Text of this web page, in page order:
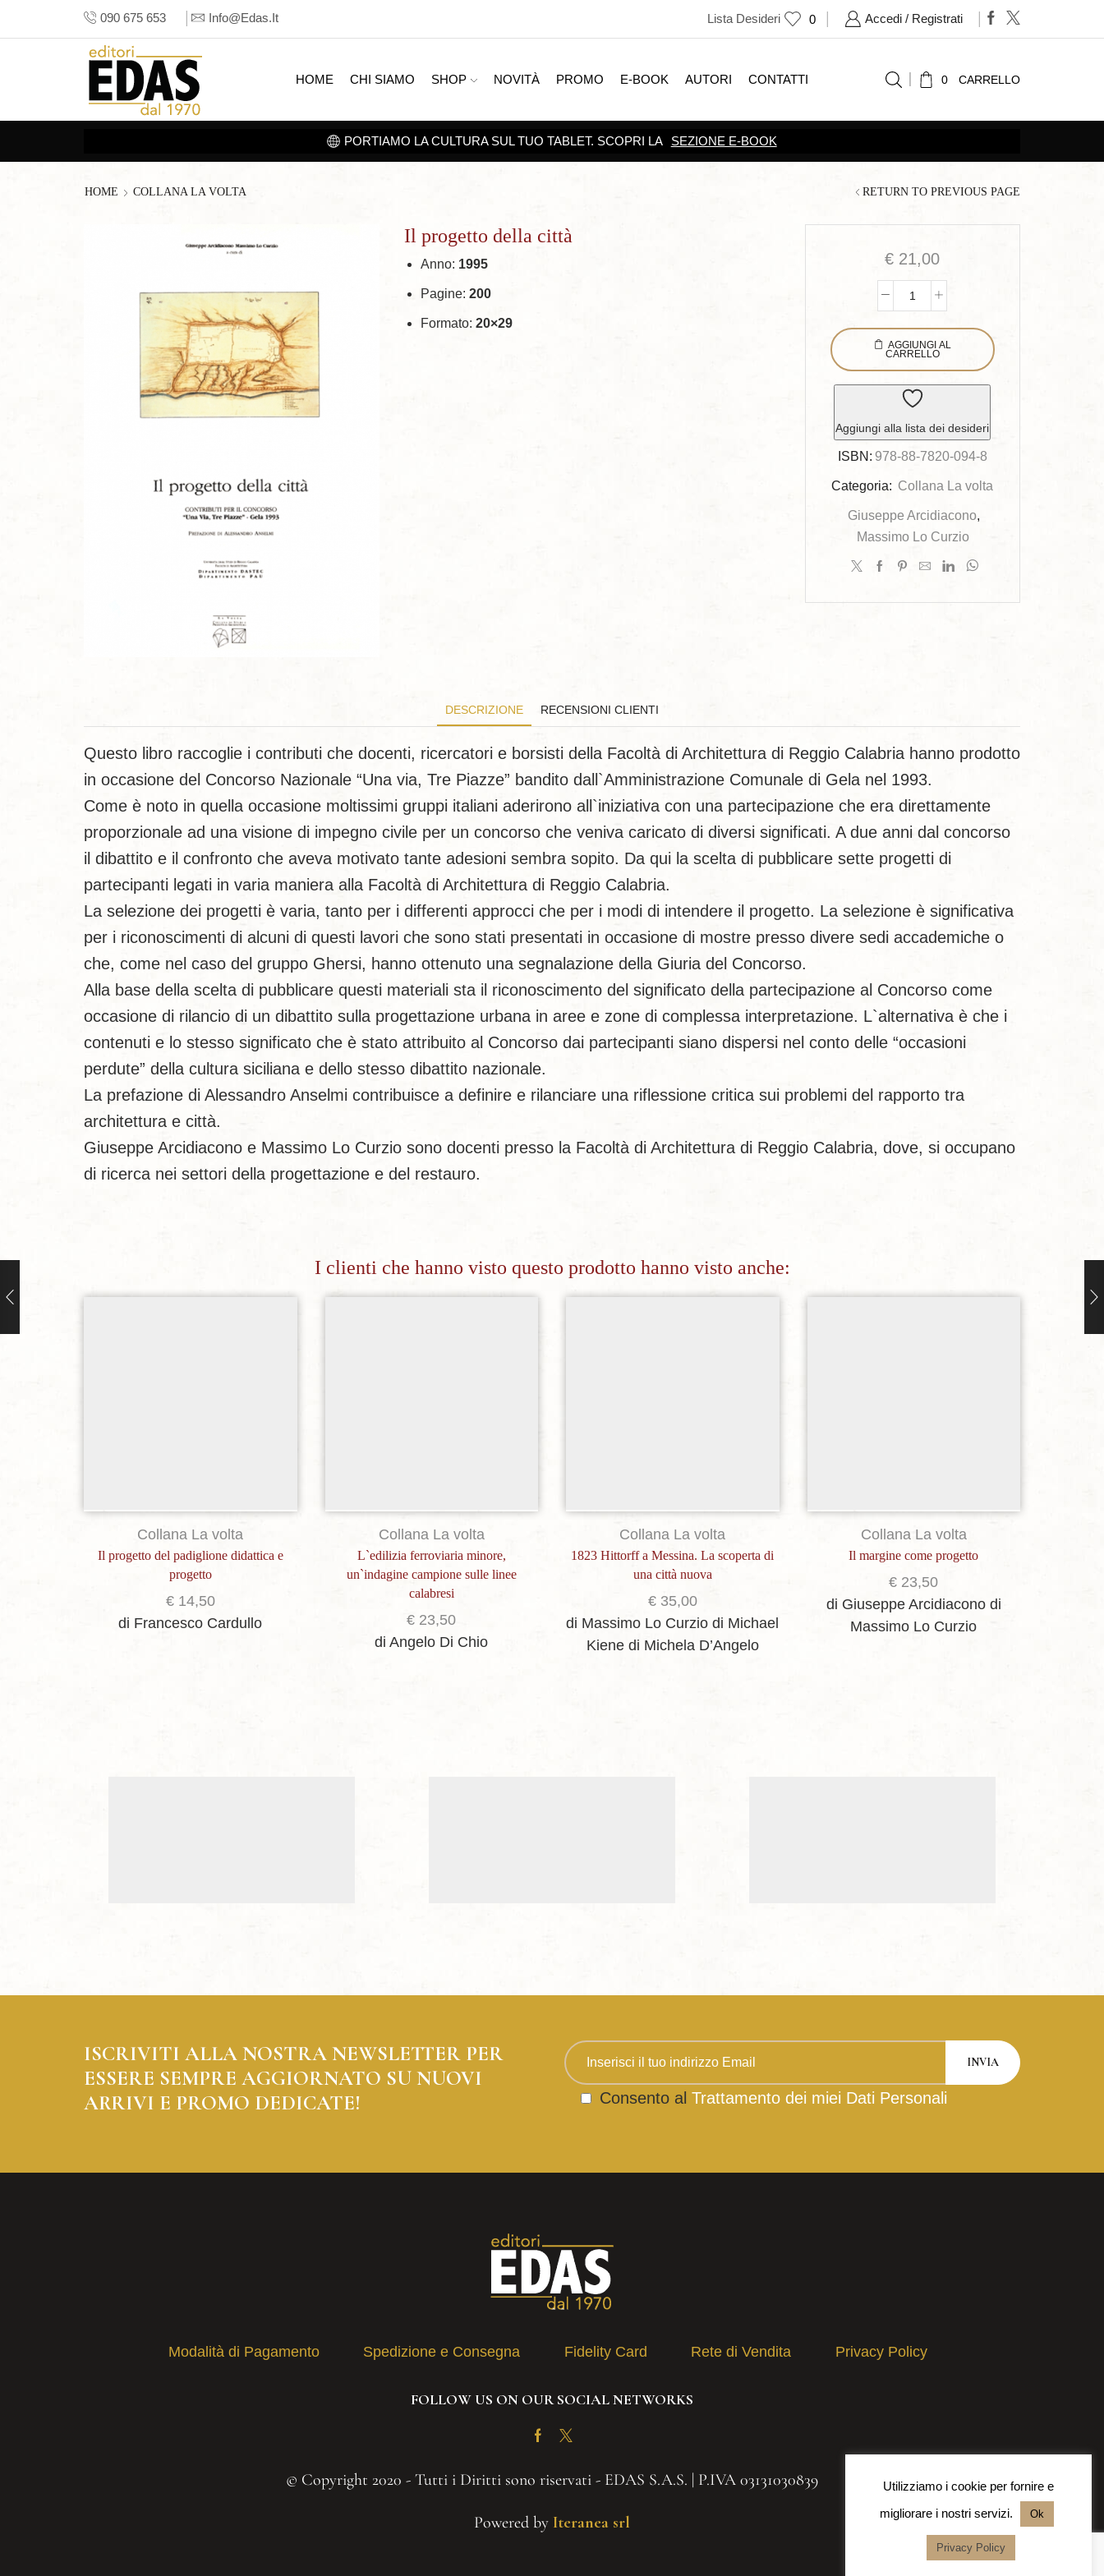
090 675 653 Info@edas.it Lista Desideri 0 Accedi / Registrati
HOME CHI SIAMO SHOP NOVITÀ PROMO E-BOOK AUTORI CONTATTI 0 CARRELLO
SEZIONE E-BOOK
HOME COLLANA LA VOLTA RETURN TO PREVIOUS PAGE
€ 21,00
Il
progetto
della
città
quantità
AGGIUNGI AL
CARRELLO
Aggiungi alla lista dei desideri
ISBN: 978-88-7820-094-8
Categoria: Collana La volta
Giuseppe Arcidiacono,
Massimo Lo Curzio
Il progetto della città
Anno: 1995
Pagine: 200
Formato: 20×29
DESCRIZIONE RECENSIONI CLIENTI
Questo libro raccoglie i contributi che docenti, ricercatori e borsisti della Facoltà di Architettura di Reggio Calabria hanno prodotto
in occasione del Concorso Nazionale “Una via, Tre Piazze” bandito dall`Amministrazione Comunale di Gela nel 1993.
Come è noto in quella occasione moltissimi gruppi italiani aderirono all`iniziativa con una partecipazione che era direttamente
proporzionale ad una visione di impegno civile per un concorso che veniva caricato di diversi significati. A due anni dal concorso
il dibattito e il confronto che aveva motivato tante adesioni sembra sopito. Da qui la scelta di pubblicare sette progetti di
partecipanti legati in varia maniera alla Facoltà di Architettura di Reggio Calabria.
La selezione dei progetti è varia, tanto per i differenti approcci che per i modi di intendere il progetto. La selezione è significativa
per i riconoscimenti di alcuni di questi lavori che sono stati presentati in occasione di mostre presso divere sedi accademiche o
che, come nel caso del gruppo Ghersi, hanno ottenuto una segnalazione della Giuria del Concorso.
Alla base della scelta di pubblicare questi materiali sta il riconoscimento del significato della partecipazione al Concorso come
occasione di rilancio di un dibattito sulla progettazione urbana in aree e zone di complessa interpretazione. L`alternativa è che i
contenuti e lo stesso significato che è stato attribuito al Concorso dai partecipanti siano dispersi nel conto delle “occasioni
perdute” della cultura siciliana e dello stesso dibattito nazionale.
La prefazione di Alessandro Anselmi contribuisce a definire e rilanciare una riflessione critica sui problemi del rapporto tra
architettura e città.
Giuseppe Arcidiacono e Massimo Lo Curzio sono docenti presso la Facoltà di Architettura di Reggio Calabria, dove, si occupano
di ricerca nei settori della progettazione e del restauro.
I clienti che hanno visto questo prodotto hanno visto anche:
Collana La volta
Il progetto del padiglione didattica e
progetto
€14,50
di Francesco Cardullo
Collana La volta
L`edilizia ferroviaria minore,
un`indagine campione sulle linee
calabresi
€ 23,50
di Angelo Di Chio
Collana La volta
1823 Hittorff a Messina. La scoperta di
una città nuova
€35,00
di Massimo Lo Curzio di Michael
Kiene di Michela D’Angelo
Collana La volta
Il margine come progetto
€ 23,50
di Giuseppe Arcidiacono di
Massimo Lo Curzio
ISCRIVITI ALLA NOSTRA NEWSLETTER PER
ESSERE SEMPRE AGGIORNATO SU NUOVI
ARRIVI E PROMO DEDICATE!
Consento al Trattamento dei miei Dati Personali
Modalità di Pagamento Spedizione e Consegna Fidelity Card Rete di Vendita Privacy Policy
FOLLOW US ON OUR SOCIAL NETWORKS
Facebook
Twitter
© Copyright 2020 - Tutti i Diritti sono riservati - EDAS S.A.S. | P.IVA 03131030839
Powered by Iteranea srl
Utilizziamo i cookie per fornire e
migliorare i nostri servizi.
Ok
Privacy Policy